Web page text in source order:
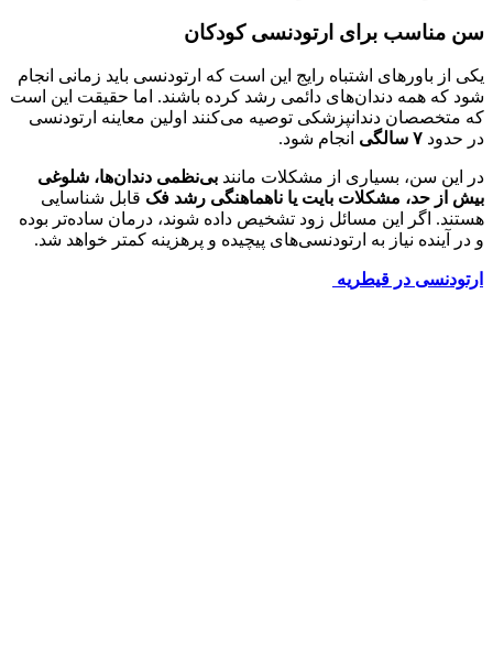
سن مناسب برای ارتودنسی کودکان
یکی از باورهای اشتباه رایج این است که ارتودنسی باید زمانی انجام
شود که همه دندان‌های دائمی رشد کرده باشند. اما حقیقت این است
که متخصصان دندانپزشکی توصیه می‌کنند اولین معاینه ارتودنسی
در حدود ۷ سالگی انجام شود.
در این سن، بسیاری از مشکلات مانند بی‌نظمی دندان‌ها، شلوغی
بیش از حد، مشکلات بایت یا ناهماهنگی رشد فک قابل شناسایی
هستند. اگر این مسائل زود تشخیص داده شوند، درمان ساده‌تر بوده
و در آینده نیاز به ارتودنسی‌های پیچیده و پرهزینه کمتر خواهد شد.
ارتودنسی در قیطریه